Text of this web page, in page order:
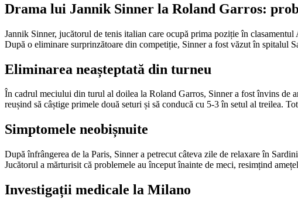
Drama lui Jannik Sinner la Roland Garros:
Jannik Sinner, jucătorul de tenis italian care ocupă prima poziție în
După o eliminare surprinzătoare din competiție, Sinner a fost văzut în spitalul
Eliminarea neașteptată din turneu
În cadrul meciului din turul al doilea la Roland Garros, Sinner a fost învins
reușind să câștige primele două seturi și să conducă cu 5-3 în setul al treilea.
Simptomele neobișnuite
După înfrângerea de la Paris, Sinner a petrecut câteva zile de relaxare în
Jucătorul a mărturisit că problemele au început înainte de meci, resimțind
Investigații medicale la Milano